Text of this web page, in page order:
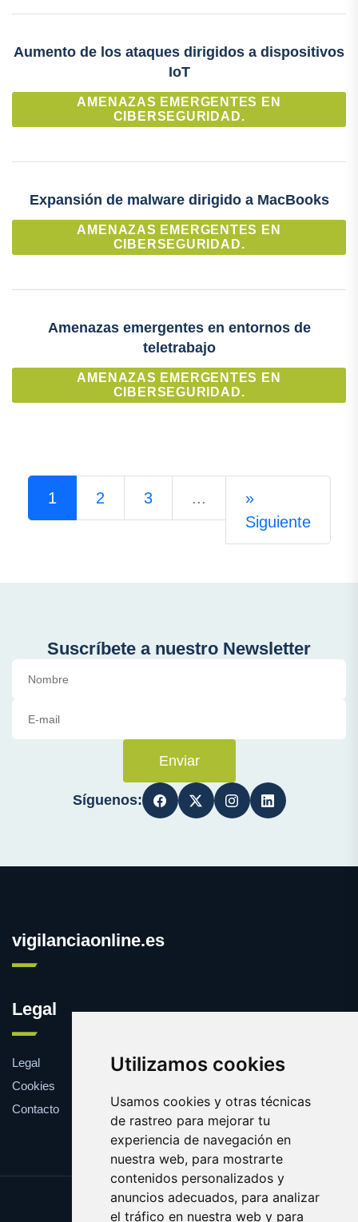
Utilizamos cookies
Usamos cookies y otras técnicas
de rastreo para mejorar tu
experiencia de navegación en
nuestra web, para mostrarte
contenidos personalizados y
anuncios adecuados, para analizar
el tráfico en nuestra web y para
Aumento de los ataques dirigidos a dispositivos
IoT
AMENAZAS EMERGENTES EN
CIBERSEGURIDAD.
Expansión de malware dirigido a MacBooks
AMENAZAS EMERGENTES EN
CIBERSEGURIDAD.
Amenazas emergentes en entornos de
teletrabajo
AMENAZAS EMERGENTES EN
CIBERSEGURIDAD.
1 2 3 ...
»
Siguiente
Suscríbete a nuestro Newsletter
Enviar
Síguenos:
vigilanciaonline.es
Legal
Legal
Cookies
Contacto
Update cookies preferences